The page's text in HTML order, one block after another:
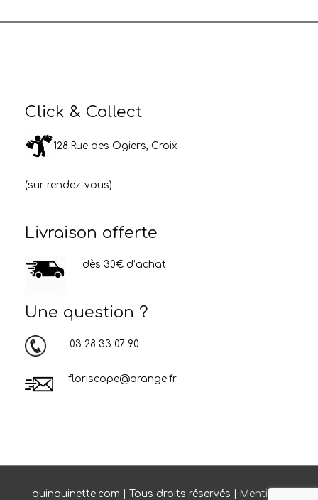
Click & Collect
128 Rue des Ogiers, Croix
(sur rendez-vous)
Livraison offerte
dès 30€ d’achat
Une question ?
03 28 33 07 90
floriscope@orange.fr
quinquinette.com | Tous droits réservés | Mentions